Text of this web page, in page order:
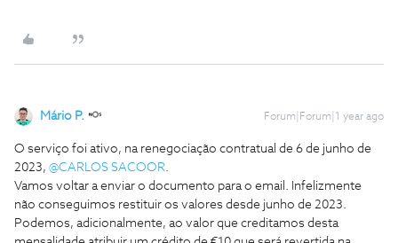
Mário P. Forum|Forum|1 year ago
O serviço foi ativo, na renegociação contratual de 6 de junho de
2023, @CARLOS SACOOR.
Vamos voltar a enviar o documento para o email. Infelizmente
não conseguimos restituir os valores desde junho de 2023.
Podemos, adicionalmente, ao valor que creditamos desta